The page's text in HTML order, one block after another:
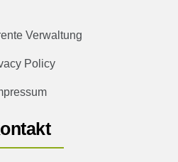
Verwaltung
Policy